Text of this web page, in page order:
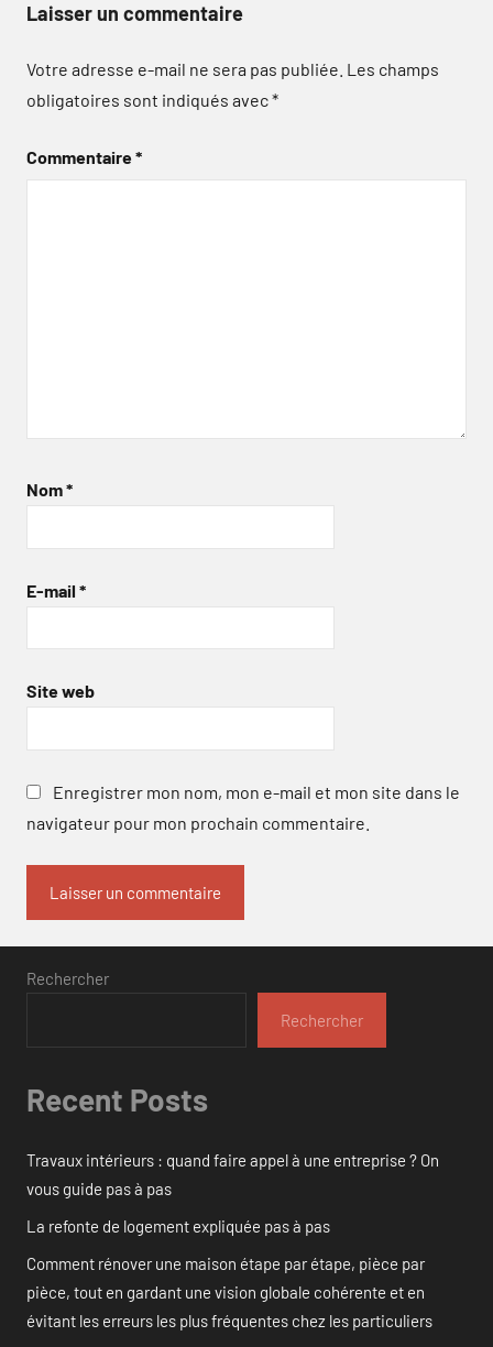
Laisser un commentaire
Votre adresse e-mail ne sera pas publiée. Les champs
obligatoires sont indiqués avec*
Commentaire*
Nom*
E-mail *
Site web
Enregistrer mon nom, mon e-mail et mon site dans le
navigateur pour mon prochain commentaire.
Rechercher
Rechercher
Recent Posts
Travaux intérieurs : quand faire appel à une entreprise ? On
vous guide pas à pas
La refonte de logement expliquée pas à pas
Comment rénover une maison étape par étape, pièce par
pièce, tout en gardant une vision globale cohérente et en
évitant les erreurs les plus fréquentes chez les particuliers